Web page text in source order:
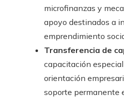
microfinanzas y
apoyo destinados a
emprendimiento
Transferencia de
capacitación
orientación
soporte permanente